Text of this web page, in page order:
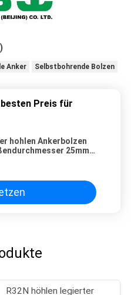
Anker Selbstbohrende Bolzen
Preis für
hohlen Ankerbolzen
25mm
R32N höhlen legierter